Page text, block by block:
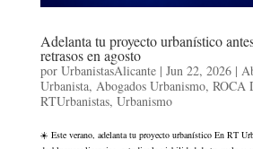
Adelanta tu proyecto urbanístico
retrasos en agosto
por UrbanistasAlicante| Jun 22, 2026|
Urbanista, Abogados Urbanismo, ROCA
RTUrbanistas, Urbanismo
☀️ Este verano, adelanta tu proyecto urbanístico En RT